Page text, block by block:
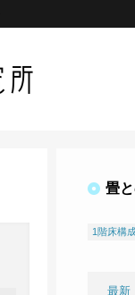
畳
1階床構
最新